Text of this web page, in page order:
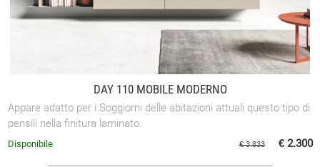
DAY 110 MOBILE MODERNO
Appare adatto per i Soggiorni delle abitazioni attuali questo tipo di
pensili nella finitura laminato.
€ 3.833 € 2.300
Disponibile